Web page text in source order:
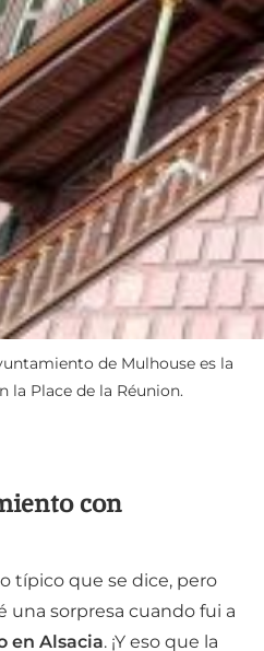
de Mulhouse es la
la Place de la Réunion.
con
típico que se dice, pero
una sorpresa cuando fui a
en Alsacia. ¡Y eso que la